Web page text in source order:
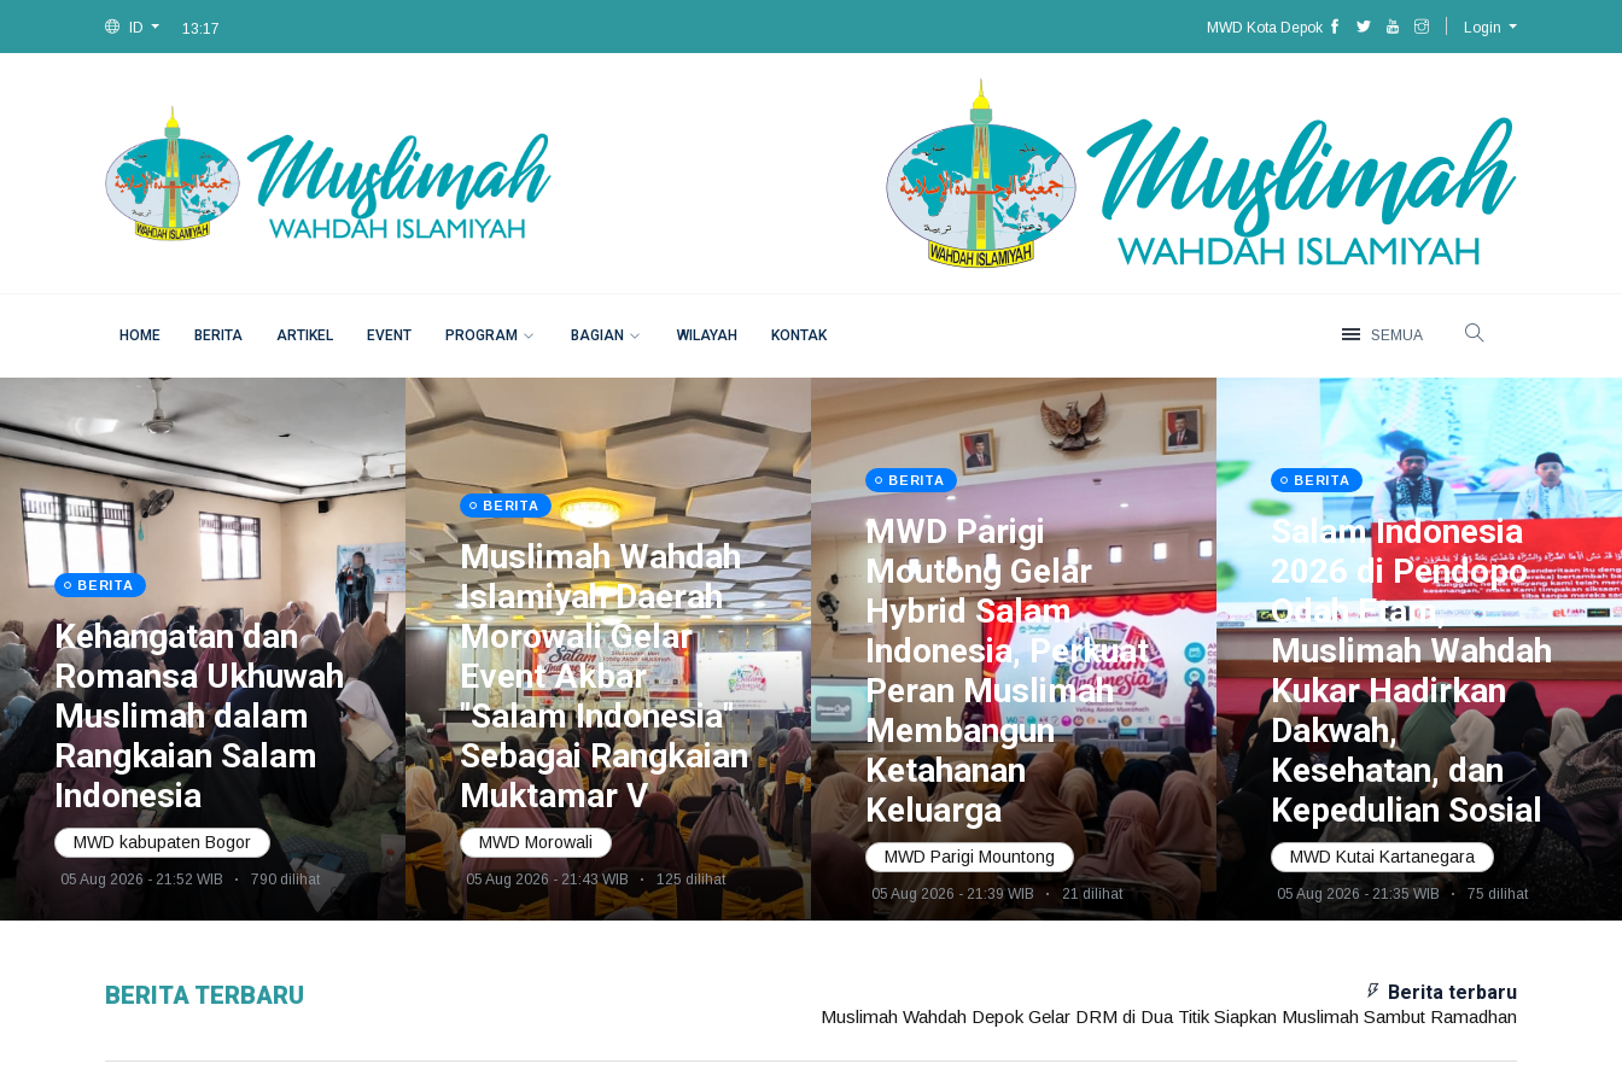
ID
Sat, 08 Aug 2026
13:17
MWD Kota Depok Login
SEMUA
HOME BERITA ARTIKEL EVENT PROGRAM BAGIAN WILAYAH KONTAK
BERITA
Kehangatan dan
Romansa Ukhuwah
Muslimah dalam
Rangkaian Salam
Indonesia
MWD kabupaten Bogor
05 Aug 2026 - 21:52 WIB 790 dilihat
BERITA
Muslimah Wahdah
Islamiyah Daerah
Morowali Gelar
Event Akbar
"Salam Indonesia"
Sebagai Rangkaian
Muktamar V
MWD Morowali
05 Aug 2026 - 21:43 WIB 125 dilihat
BERITA
MWD Parigi
Moutong Gelar
Hybrid Salam
Indonesia, Perkuat
Peran Muslimah
Membangun
Ketahanan
Keluarga
MWD Parigi Mountong
05 Aug 2026 - 21:39 WIB 21 dilihat
BERITA
Salam Indonesia
2026 di Pendopo
Odah Etam,
Muslimah Wahdah
Kukar Hadirkan
Dakwah,
Kesehatan, dan
Kepedulian Sosial
MWD Kutai Kartanegara
05 Aug 2026 - 21:35 WIB 75 dilihat
BERITA TERBARU Berita terbaru
Mukerda IX MWD Depok, Soliditas dan Kolaborasi Untuk Kemajuan Bersama